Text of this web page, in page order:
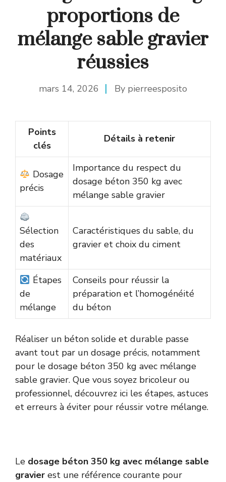
proportions de
mélange sable gravier
réussies
mars 14, 2026 By pierreesposito
Points
clés
Détails à retenir
Dosage
précis
Importance du respect du
dosage béton 350 kg avec
mélange sable gravier
Sélection
des
matériaux
Caractéristiques du sable, du
gravier et choix du ciment
Étapes
de
mélange
Conseils pour réussir la
préparation et l’homogénéité
du béton
Réaliser un béton solide et durable passe
avant tout par un dosage précis, notamment
pour le dosage béton 350 kg avec mélange
sable gravier. Que vous soyez bricoleur ou
professionnel, découvrez ici les étapes, astuces
et erreurs à éviter pour réussir votre mélange.
Le dosage béton 350 kg avec mélange sable
gravier est une référence courante pour